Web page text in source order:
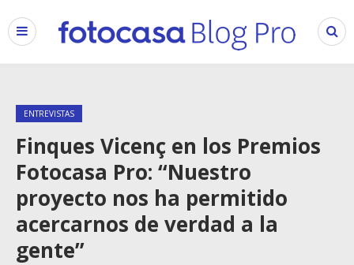
ENTREVISTAS
Finques Vicenç en los Premios
Fotocasa Pro: “Nuestro
proyecto nos ha permitido
acercarnos de verdad a la
gente”